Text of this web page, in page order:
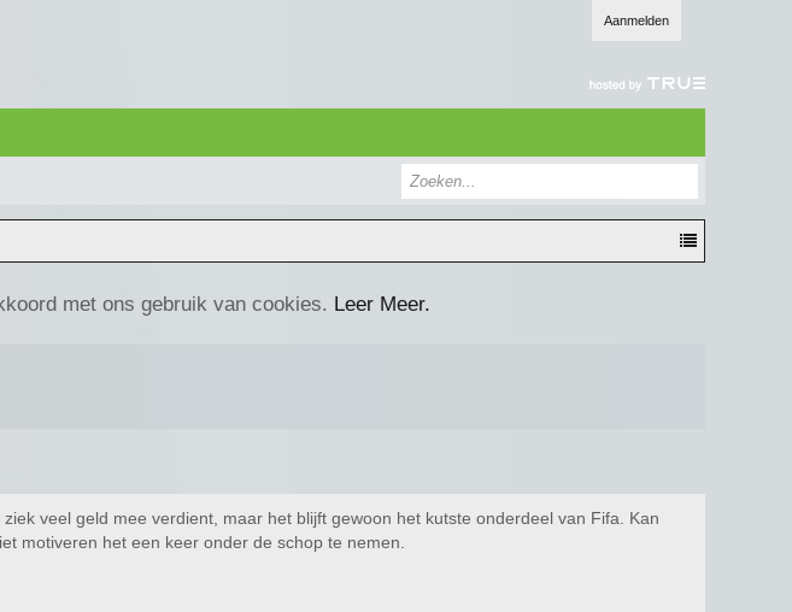
Aanmelden
met ons gebruik van cookies. Leer Meer.
veel geld mee verdient, maar het blijft gewoon het kutste onderdeel van Fifa. Kan
motiveren het een keer onder de schop te nemen.